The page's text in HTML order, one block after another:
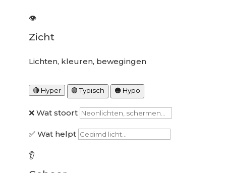
👁️
Zicht
Lichten, kleuren, bewegingen
🔴 Hyper 🟢 Typisch 🟠 Hypo
❌ Wat stoort
✅ Wat helpt
👂